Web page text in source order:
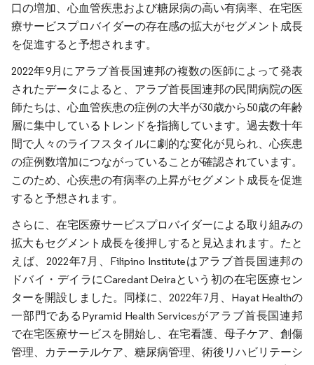
口の増加、心血管疾患および糖尿病の高い有病率、在宅医
療サービスプロバイダーの存在感の拡大がセグメント成長
を促進すると予想されます。
2022年9月にアラブ首長国連邦の複数の医師によって発表
されたデータによると、アラブ首長国連邦の民間病院の医
師たちは、心血管疾患の症例の大半が30歳から50歳の年齢
層に集中しているトレンドを指摘しています。過去数十年
間で人々のライフスタイルに劇的な変化が見られ、心疾患
の症例数増加につながっていることが確認されています。
このため、心疾患の有病率の上昇がセグメント成長を促進
すると予想されます。
さらに、在宅医療サービスプロバイダーによる取り組みの
拡大もセグメント成長を後押しすると見込まれます。たと
えば、2022年7月、Filipino Instituteはアラブ首長国連邦の
ドバイ・デイラにCaredant Deiraという初の在宅医療セン
ターを開設しました。同様に、2022年7月、Hayat Healthの
一部門であるPyramid Health Servicesがアラブ首長国連邦
で在宅医療サービスを開始し、在宅看護、母子ケア、創傷
管理、カテーテルケア、糖尿病管理、術後リハビリテーシ